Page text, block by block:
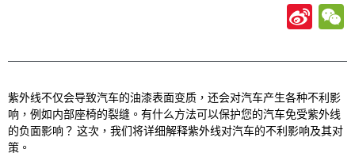
Si
a
W
ei
b
紫外线不仅会导致汽车的油漆表面变质，还会对汽车产生各种不利影
响，例如内部座椅的裂缝。有什么方法可以保护您的汽车免受紫外线
的负面影响？ 这次，我们将详细解释紫外线对汽车的不利影响及其对
策。